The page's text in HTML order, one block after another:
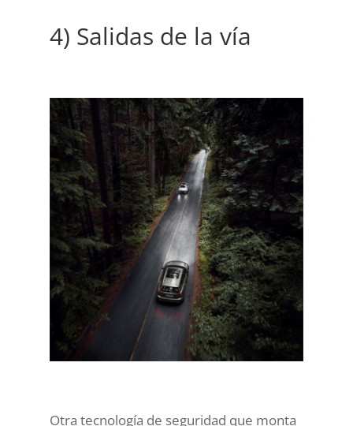
4) Salidas de la vía
Otra tecnología de seguridad que monta